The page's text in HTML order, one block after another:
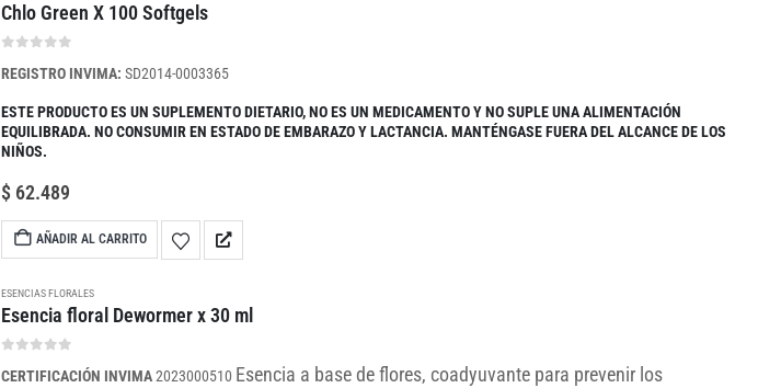
Chlo Green X 100 Softgels
REGISTRO INVIMA: SD2014-0003365
ESTE PRODUCTO ES UN SUPLEMENTO DIETARIO, NO ES UN MEDICAMENTO Y NO SUPLE UNA ALIMENTACIÓN
EQUILIBRADA. NO CONSUMIR EN ESTADO DE EMBARAZO Y LACTANCIA. MANTÉNGASE FUERA DEL ALCANCE DE LOS
NIÑOS.
$ 62.489
AÑADIR AL CARRITO
ESENCIAS FLORALES
Esencia floral Dewormer x 30 ml
CERTIFICACIÓN INVIMA2023000510 Esencia a base de flores, coadyuvante para prevenir los